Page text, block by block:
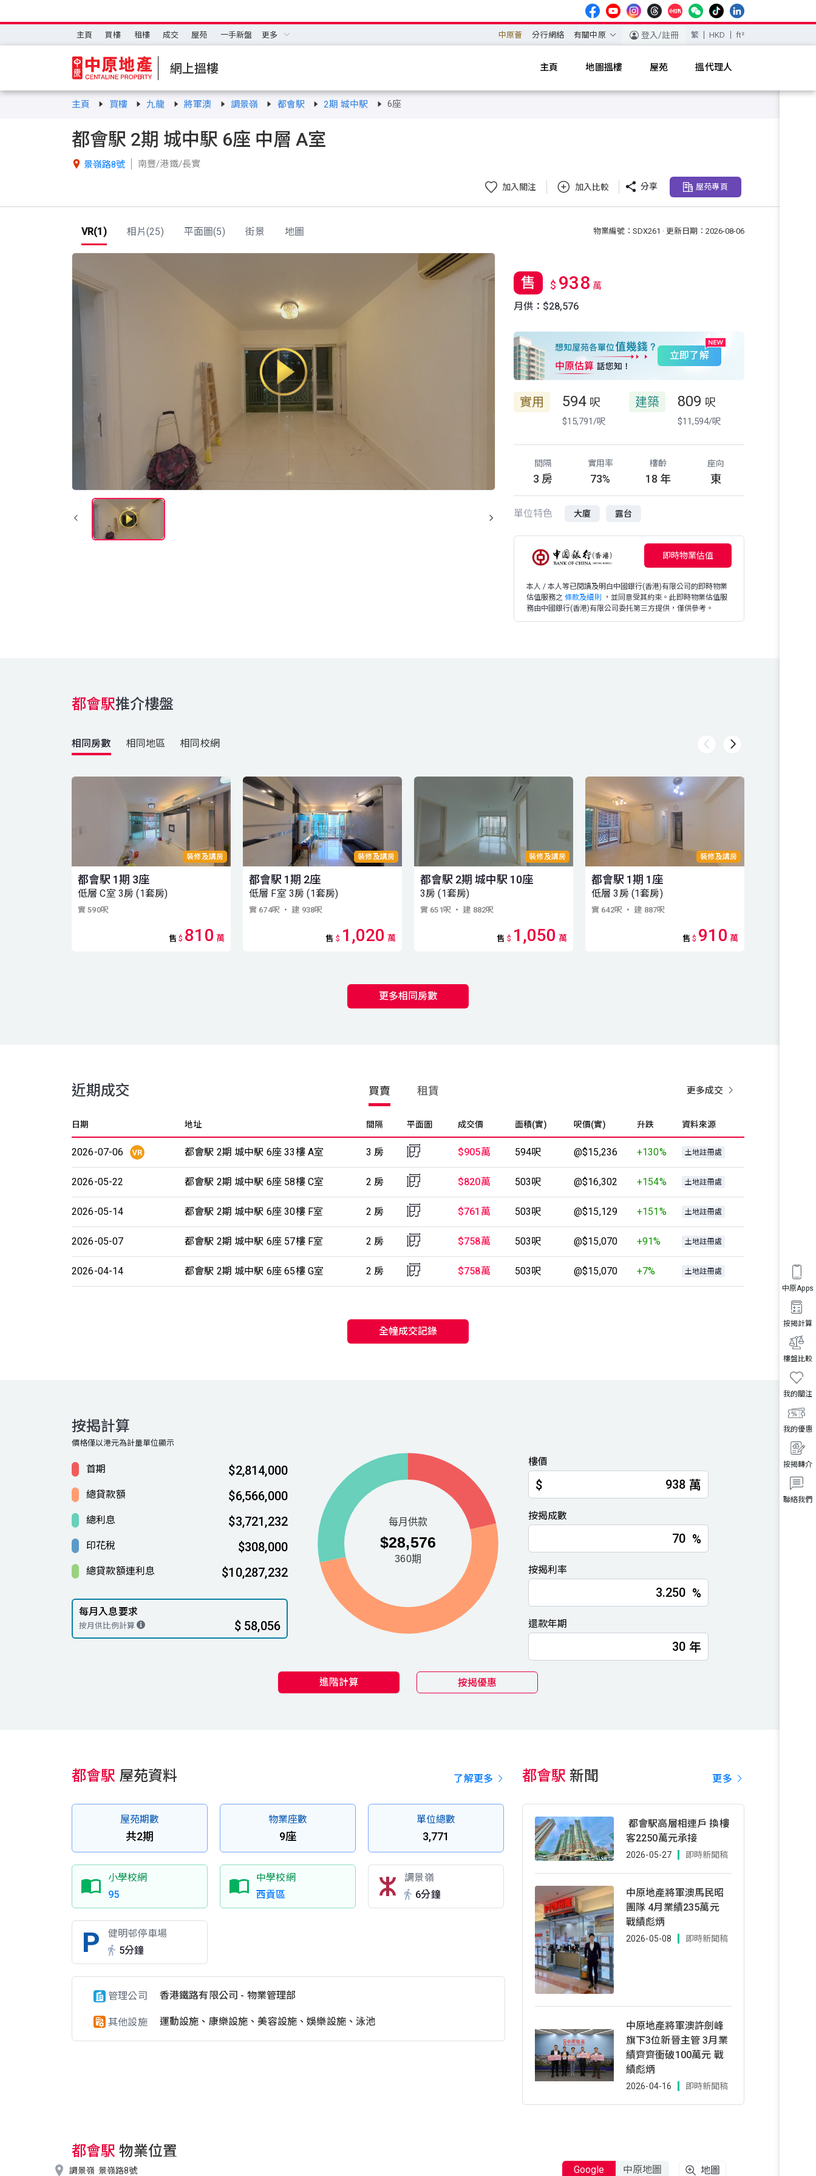
主頁 買樓 租樓 成交 屋苑 一手新盤 更多 中原薈 分行網絡 有關中原 登入/註冊 繁 HKD ft²
網上搵樓 主頁 地圖搵樓 屋苑 搵代理人
聯絡我們
按揭轉介
我的優惠
我的關注
樓盤比較
按揭計算
中原Apps
主頁 買樓 九龍 將軍澳 調景嶺 都會駅 2期 城中駅 6座
都會駅 2期 城中駅 6座 中層 A室
 景嶺路8號 南豐/港鐵/長實
加入關注 加入比較  分享 屋苑專頁
VR(1) 相片(25) 平面圖(5) 街景 地圖 物業編號：SDX261 · 更新日期：2026-08-06
售 $ 938 萬
月供：$28,576
立即了解
實用 594 呎
$15,791/呎
建築 809 呎
$11,594/呎
間隔
3 房
實用率
73%
樓齡
18 年
座向
東
單位特色 大廈 露台
即時物業估值
本人 / 本人等已閱讀及明白中國銀行(香港)有限公司的即時物業
估值服務之 條款及細則
，並同意受其約束。此即時物業估值服
務由中國銀行(香港)有限公司委托第三方提供，僅供參考。
都會駅推介樓盤
相同房數 相同地區 相同校網
裝修及講房
都會駅 1期 3座
低層 C室 3房 (1套房)
實 590呎
售 $ 810 萬
裝修及講房
都會駅 1期 2座
低層 F室 3房 (1套房)
實 674呎 ・ 建 938呎
售 $ 1,020 萬
裝修及講房
都會駅 2期 城中駅 10座
3房 (1套房)
實 651呎 ・ 建 882呎
售 $ 1,050 萬
裝修及講房
都會駅 1期 1座
低層 3房 (1套房)
實 642呎 ・ 建 887呎
售 $ 910 萬
更多相同房數
近期成交 買賣 租賃 更多成交
日期 地址 間隔 平面圖 成交價 面積(實) 呎價(實) 升跌 資料來源
2026-07-06 都會駅 2期 城中駅 6座 33樓 A室 3 房 $905萬 594呎 @$15,236 +130% 土地註冊處
2026-05-22 都會駅 2期 城中駅 6座 58樓 C室 2 房 $820萬 503呎 @$16,302 +154% 土地註冊處
2026-05-14 都會駅 2期 城中駅 6座 30樓 F室 2 房 $761萬 503呎 @$15,129 +151% 土地註冊處
2026-05-07 都會駅 2期 城中駅 6座 57樓 F室 2 房 $758萬 503呎 @$15,070 +91% 土地註冊處
2026-04-14 都會駅 2期 城中駅 6座 65樓 G室 2 房 $758萬 503呎 @$15,070 +7% 土地註冊處
全幢成交記錄
按揭計算
價格僅以港元為計量單位顯示
首期 $2,814,000
總貸款額 $6,566,000
總利息 $3,721,232
印花稅 $308,000
總貸款額連利息 $10,287,232
每月入息要求
按月供比例計算 $ 58,056
樓價
$ 萬
按揭成數
%
按揭利率
%
還款年期
年
進階計算 按揭優惠
都會駅 屋苑資料 了解更多
屋苑期數
共2期
物業座數
9座
單位總數
3,771
小學校網
95
中學校網
西貢區
調景嶺
6分鐘
健明邨停車場
5分鐘
管理公司 香港鐵路有限公司 - 物業管理部
其他設施 運動設施、康樂設施、美容設施、娛樂設施、泳池
都會駅 新聞 更多
都會駅高層相連戶 換樓
客2250萬元承接
2026-05-27 即時新聞稿
中原地產將軍澳馬民昭
團隊 4月業績235萬元
戰績彪炳
2026-05-08 即時新聞稿
中原地產將軍澳許劍峰
旗下3位新晉主管 3月業
績齊齊衝破100萬元 戰
績彪炳
2026-04-16 即時新聞稿
都會駅 物業位置
 調景嶺 景嶺路8號 Google 中原地圖 地圖